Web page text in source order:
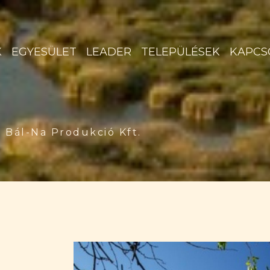
EGYESÜLET LEADER TELEPÜLÉSEK
Bál-Na Produkció Kft.